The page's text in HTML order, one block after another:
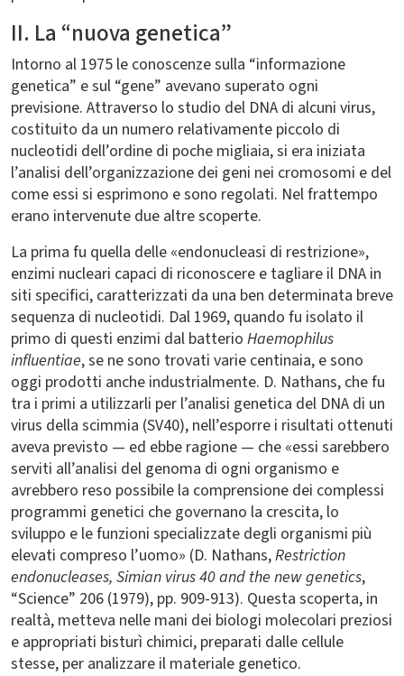
II. La “nuova genetica”
Intorno al 1975 le conoscenze sulla “informazione
genetica” e sul “gene” avevano superato ogni
previsione. Attraverso lo studio del DNA di alcuni virus,
costituito da un numero relativamente piccolo di
nucleotidi dell’ordine di poche migliaia, si era iniziata
l’analisi dell’organizzazione dei geni nei cromosomi e del
come essi si esprimono e sono regolati. Nel frattempo
erano intervenute due altre scoperte.
La prima fu quella delle «endonucleasi di restrizione»,
enzimi nucleari capaci di riconoscere e tagliare il DNA in
siti specifici, caratterizzati da una ben determinata breve
sequenza di nucleotidi. Dal 1969, quando fu isolato il
primo di questi enzimi dal batterio Haemophilus
influentiae, se ne sono trovati varie centinaia, e sono
oggi prodotti anche industrialmente. D. Nathans, che fu
tra i primi a utilizzarli per l’analisi genetica del DNA di un
virus della scimmia (SV40), nell’esporre i risultati ottenuti
aveva previsto — ed ebbe ragione — che «essi sarebbero
serviti all’analisi del genoma di ogni organismo e
avrebbero reso possibile la comprensione dei complessi
programmi genetici che governano la crescita, lo
sviluppo e le funzioni specializzate degli organismi più
elevati compreso l’uomo» (D. Nathans,Restriction
endonucleases, Simian virus 40 and the new genetics,
“Science” 206 (1979), pp. 909-913). Questa scoperta, in
realtà, metteva nelle mani dei biologi molecolari preziosi
e appropriati bisturì chimici, preparati dalle cellule
stesse, per analizzare il materiale genetico.